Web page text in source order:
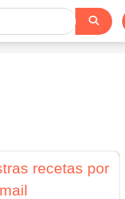
recetas por
mail